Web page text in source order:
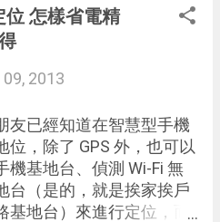
試試看 。（還記得經典
Swarm 異形母巢之戰 」
退外星人，不過兩者的合
相同）
20分鐘以上，如果能夠
，那麼或許我可以提早幾
走另外一條客運路線。 今
（統整查詢台灣各主要縣
動態）」設計者所開發的
App：「台鐵列車
名思義就是可以查詢台灣
「即時」時刻表 ，不只是
位 怎樣省電精
09, 2013
友已經知道在智慧型手機
位，除了 GPS 外，也可以
機基地台、偵測 Wi-Fi 無
台（是的，就是挨家挨戶
基地台）來進行定位，而